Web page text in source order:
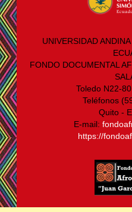
UNIVERSIDAD
FONDO DOCUMENTAL
Toledo N22-
Teléfonos
Quito -
E-mail:
https://